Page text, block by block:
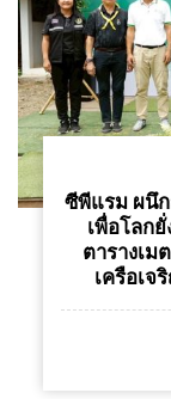
ซีพีแรม ผนึ
เพื่อโลก
ตารางเ
เครือเ